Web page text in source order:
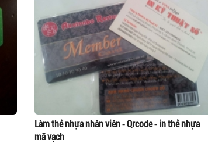
Làm thẻ nhựa nhân viên - Qrcode - in thẻ nhựa
mã vạch